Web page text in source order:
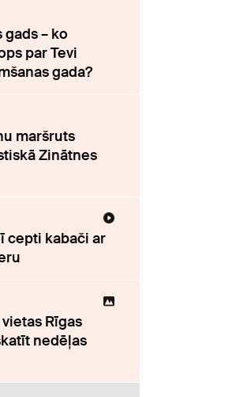
gads – ko
par Tevi
gada?
maršruts
Zinātnes
cepti kabači ar
Rīgas
nedēļas